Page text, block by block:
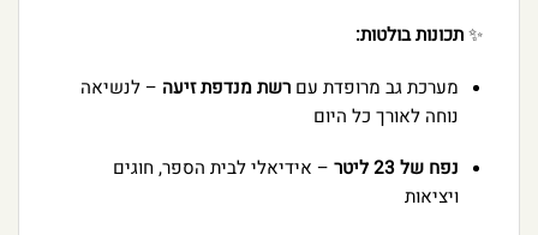
✨תכונות בולטות:
מערכת גב מרופדת עם רשת מנדפת זיעה – לנשיאה
נוחה לאורך כל היום
נפח של 23 ליטר
– אידיאלי לבית הספר, חוגים
ויציאות